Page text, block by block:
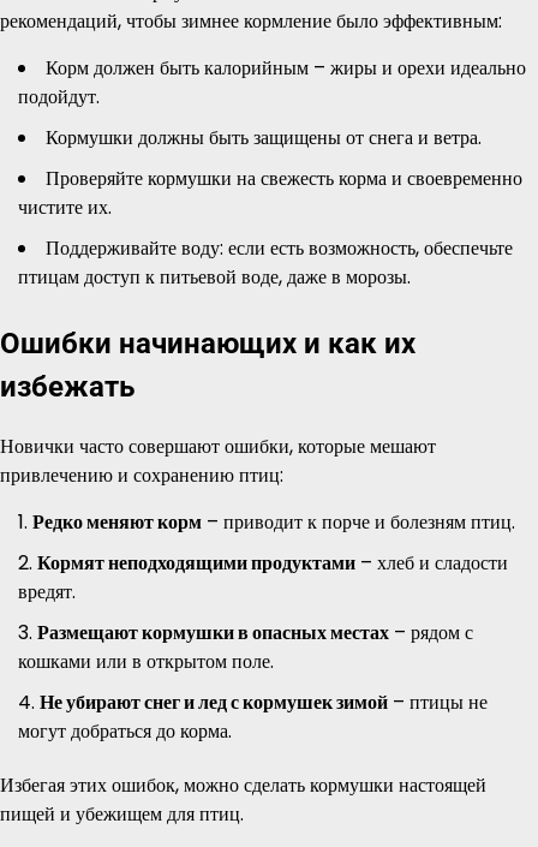
рекомендаций, чтобы зимнее кормление было эффективным:
Корм должен быть калорийным – жиры и орехи идеально
подойдут.
Кормушки должны быть защищены от снега и ветра.
Проверяйте кормушки на свежесть корма и своевременно
чистите их.
Поддерживайте воду: если есть возможность, обеспечьте
птицам доступ к питьевой воде, даже в морозы.
Ошибки начинающих и как их
избежать
Новички часто совершают ошибки, которые мешают
привлечению и сохранению птиц:
Редко меняют корм – приводит к порче и болезням птиц.
Кормят неподходящими продуктами – хлеб и сладости
вредят.
Размещают кормушки в опасных местах – рядом с
кошками или в открытом поле.
Не убирают снег и лед с кормушек зимой – птицы не
могут добраться до корма.
Избегая этих ошибок, можно сделать кормушки настоящей
пищей и убежищем для птиц.